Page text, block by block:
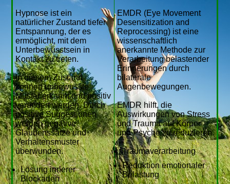
Hypnose ist ein
natürlicher Zustand tiefer
Entspannung, der es
ermöglicht, mit dem
Unterbewusstsein in
Kontakt zu treten.
In diesem Zustand
können unbewusste
Muster erkannt und positiv
verändert werden. Durch
positive Suggestionen
werden negative
Glaubenssätze und
Verhaltensmuster
überwunden.
Lösung innerer
Blockaden
EMDR (Eye Movement
Desensitization and
Reprocessing) ist eine
wissenschaftlich
anerkannte Methode zur
Verarbeitung belastender
Erinnerungen durch
bilaterale
Augenbewegungen.
EMDR hilft, die
Auswirkungen von Stress
und Trauma auf Körper
und Psyche zu reduzieren.
Traumaverarbeitung
Reduktion emotionaler
Belastung